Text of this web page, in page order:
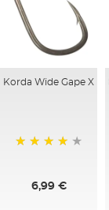
Korda Wide Gape X
6,99 €